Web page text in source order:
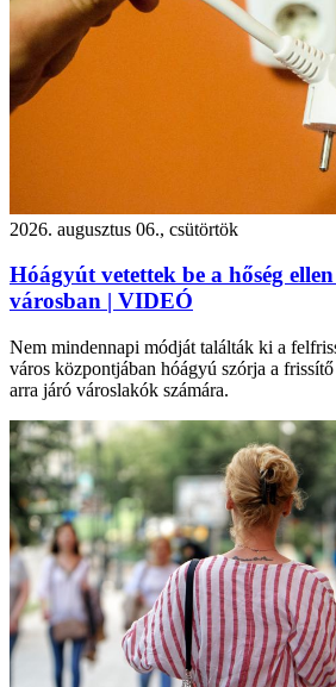
2026. augusztus 06., csütörtök
Hóágyút vetettek be a hőség
városban | VIDEÓ
Nem mindennapi módját találták ki a
város központjában hóágyú szórja a
arra járó városlakók számára.